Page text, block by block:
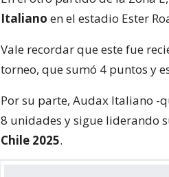
Italiano en el estadio Ester
Vale recordar que este fue
torneo, que sumó 4 puntos y
Por su parte, Audax Italiano -
8 unidades y sigue liderando
Chile 2025.